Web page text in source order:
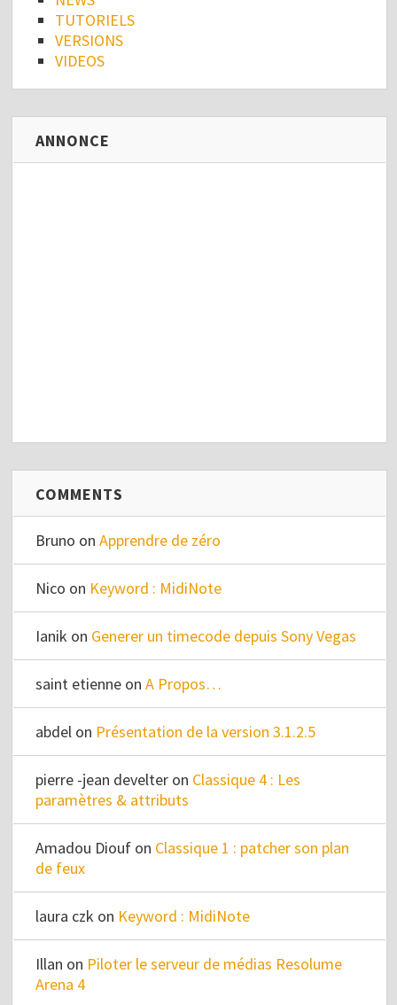
TUTORIELS
VERSIONS
VIDEOS
ANNONCE
COMMENTS
Bruno onApprendre de zéro
Nico on Keyword : MidiNote
Ianik on Generer un timecode depuis Sony Vegas
saint etienne onA Propos…
abdel on Présentation de la version 3.1.2.5
pierre -jean develter on Classique 4 : Les
paramètres & attributs
Amadou Diouf on Classique 1 : patcher son plan
de feux
laura czk on Keyword : MidiNote
Illan on Piloter le serveur de médias Resolume
Arena 4